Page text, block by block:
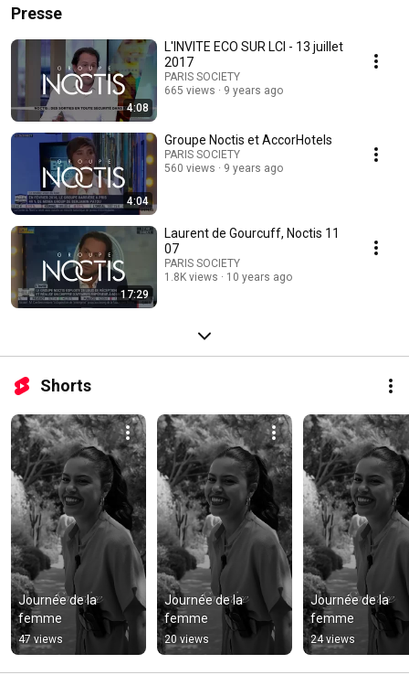
Presse
4:08
L'INVITE ECO SUR LCI - 13 juillet
2017
PARIS SOCIETY
665 views
9 years ago
4:04
Groupe Noctis et AccorHotels
PARIS SOCIETY
560 views
9 years ago
17:29
Laurent de Gourcuff, Noctis 11
07
PARIS SOCIETY
1.8K views
10 years ago
Shorts
Journée de la
femme
47 views
Journée de la
femme
20 views
Journée de la
femme
24 views